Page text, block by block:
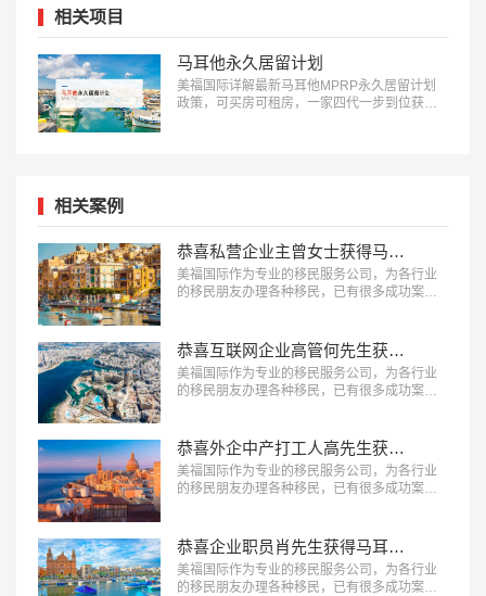
相关项目
马耳他永久居留计划
美福国际详解最新马耳他MPRP永久居留计划
政策，可买房可租房，一家四代一步到位获得
相关案例
恭喜私营企业主曾女士获得马耳他永久居留权！
美福国际作为专业的移民服务公司，为各行业
的移民朋友办理各种移民，已有很多成功案
恭喜互联网企业高管何先生获得马耳他永久居留权！
美福国际作为专业的移民服务公司，为各行业
的移民朋友办理各种移民，已有很多成功案
…
恭喜外企中产打工人高先生获得马耳他永久居留权！
美福国际作为专业的移民服务公司，为各行业
的移民朋友办理各种移民，已有很多成功案
…
恭喜企业职员肖先生获得马耳他永久居留权！
美福国际作为专业的移民服务公司，为各行业
的移民朋友办理各种移民，已有很多成功案